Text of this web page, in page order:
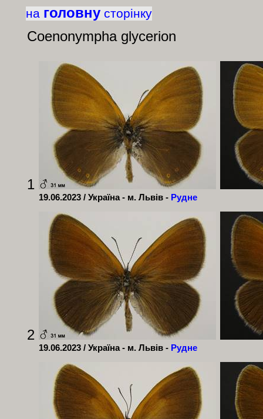
на головну сторінку
Coenonympha glycerion
1
19.06.2023 / Україна - м. Львів - Рудне
2
19.06.2023 / Україна - м. Львів - Рудне